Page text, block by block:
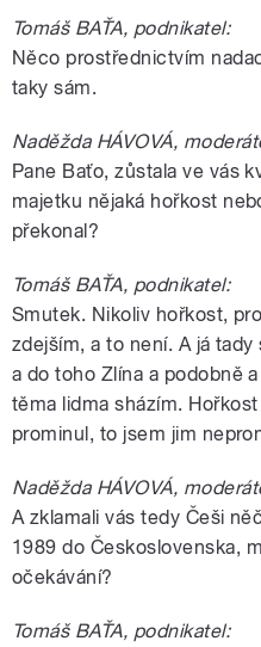
Tomáš BAŤA, podnikatel:
Něco prostřednictvím
taky sám.
Naděžda HÁVOVÁ,
Pane Baťo, zůstala ve vás
majetku nějaká hořkost
překonal?
Tomáš BAŤA, podnikatel:
Smutek. Nikoliv hořkost,
zdejším, a to není. A já
a do toho Zlína a podobně
těma lidma sházím.
prominul, to jsem jim
Naděžda HÁVOVÁ,
A zklamali vás tedy Češi
1989 do Československa,
očekávání?
Tomáš BAŤA, podnikatel: